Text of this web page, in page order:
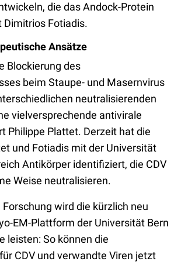
die das Andock-Protein
Dimitrios Fotiadis.
Ansätze
Blockierung des
beim Staupe- und Masernvirus
neutralisierenden
vielversprechende antivirale
Philippe Plattet. Derzeit hat die
und Fotiadis mit der Universität
Antikörper identifiziert, die CDV
Weise neutralisieren.
wird die kürzlich neu
EM-Plattform der Universität Bern
leisten: So können die
CDV und verwandte Viren jetzt